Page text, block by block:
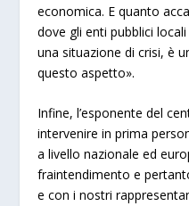
economica. E quanto
dove gli enti pubblici
una situazione di crisi, è
questo aspetto».
Infine, l’esponente del
intervenire in prima
a livello nazionale ed
fraintendimento e
e con i nostri